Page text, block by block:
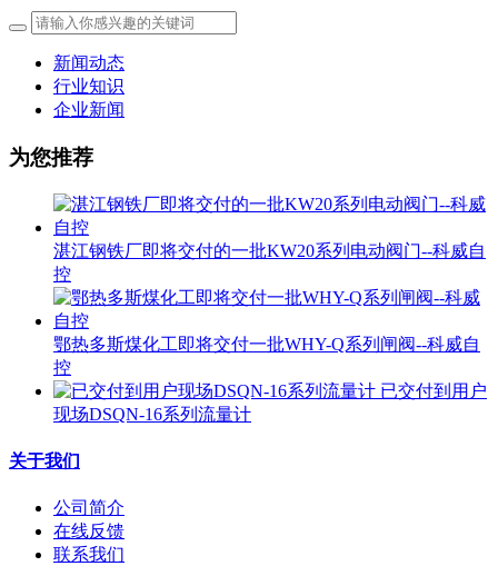
新闻动态
行业知识
企业新闻
为您推荐
湛江钢铁厂即将交付的一批KW20系列电动阀门--科威自
控
鄂热多斯煤化工即将交付一批WHY-Q系列闸阀--科威自
控
已交付到用户
现场DSQN-16系列流量计
关于我们
公司简介
在线反馈
联系我们